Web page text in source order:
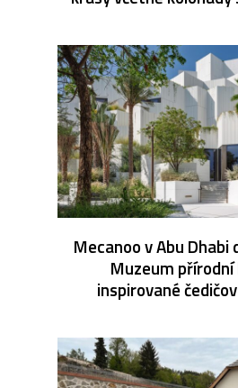
Mecanoo v Abu Dhabi
Muzeum
inspirované